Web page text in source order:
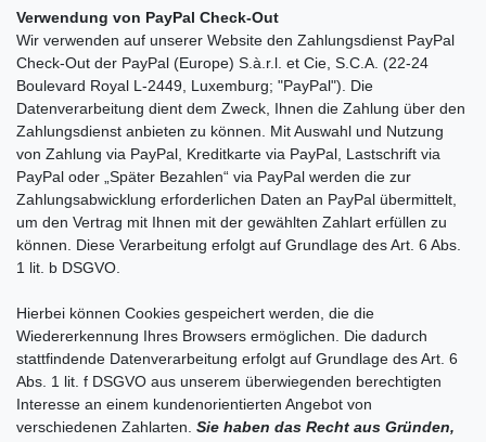
Verwendung von PayPal Check-Out
Wir verwenden auf unserer Website den Zahlungsdienst PayPal
Check-Out der PayPal (Europe) S.à.r.l. et Cie, S.C.A. (22-24
Boulevard Royal L-2449, Luxemburg; "PayPal"). Die
Datenverarbeitung dient dem Zweck, Ihnen die Zahlung über den
Zahlungsdienst anbieten zu können. Mit Auswahl und Nutzung
von Zahlung via PayPal, Kreditkarte via PayPal, Lastschrift via
PayPal oder „Später Bezahlen“ via PayPal werden die zur
Zahlungsabwicklung erforderlichen Daten an PayPal übermittelt,
um den Vertrag mit Ihnen mit der gewählten Zahlart erfüllen zu
können. Diese Verarbeitung erfolgt auf Grundlage des Art. 6 Abs.
1 lit. b DSGVO.
Hierbei können Cookies gespeichert werden, die die
Wiedererkennung Ihres Browsers ermöglichen. Die dadurch
stattfindende Datenverarbeitung erfolgt auf Grundlage des Art. 6
Abs. 1 lit. f DSGVO aus unserem überwiegenden berechtigten
Interesse an einem kundenorientierten Angebot von
verschiedenen Zahlarten. Sie haben das Recht aus Gründen,